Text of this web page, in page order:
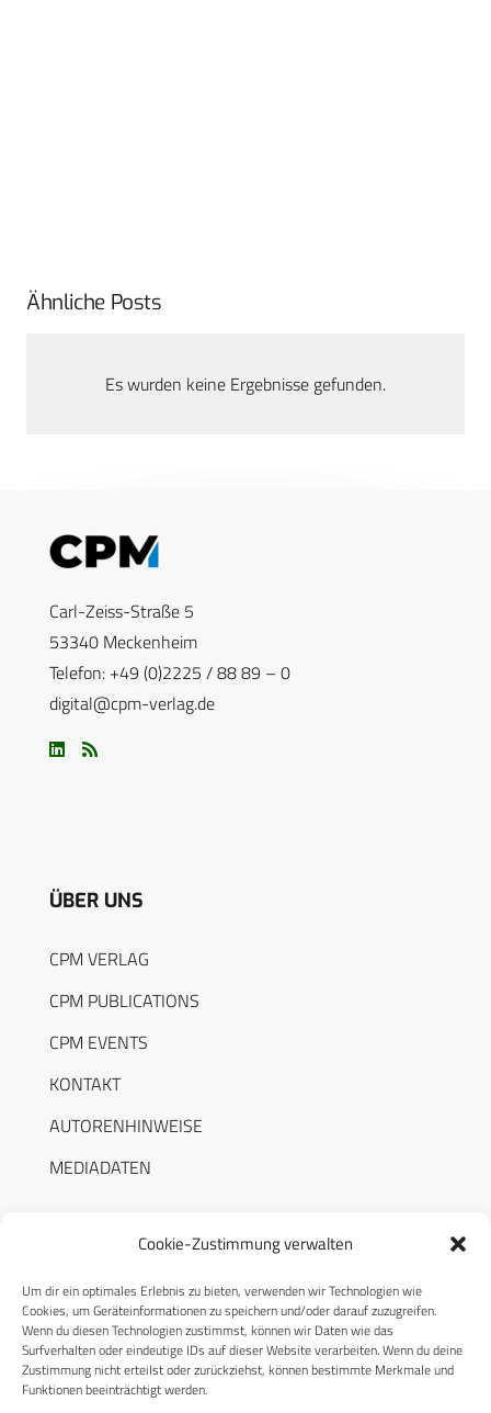
Cookie-Zustimmung verwalten
Um dir ein optimales Erlebnis zu bieten, verwenden wir Technologien wie
Cookies, um Geräteinformationen zu speichern und/oder darauf zuzugreifen.
Wenn du diesen Technologien zustimmst, können wir Daten wie das
Surfverhalten oder eindeutige IDs auf dieser Website verarbeiten. Wenn du deine
Zustimmung nicht erteilst oder zurückziehst, können bestimmte Merkmale und
Funktionen beeinträchtigt werden.
Ähnliche Posts
Es wurden keine Ergebnisse gefunden.
Carl-Zeiss-Straße 5
53340 Meckenheim
Telefon: +49 (0)2225 / 88 89 – 0
digital@cpm-verlag.de
ÜBER UNS
CPM VERLAG
CPM PUBLICATIONS
CPM EVENTS
KONTAKT
AUTORENHINWEISE
MEDIADATEN
RECHTLICHES
Datenschutzerklärung
Cookie-Richtlinie (EU)